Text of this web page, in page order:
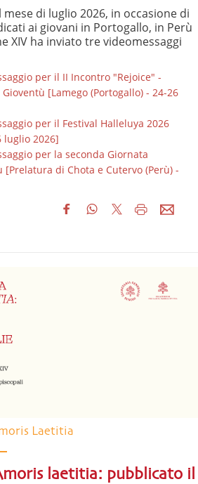
di luglio 2026, in occasione di
ai giovani in Portogallo, in Perù
XIV ha inviato tre videomessaggi
per il II Incontro "Rejoice" -
[Lamego (Portogallo) - 24-26
per il Festival Halleluya 2026
luglio 2026]
per la seconda Giornata
[Prelatura di Chota e Cutervo (Perù) -
Laetitia
laetitia: pubblicato il